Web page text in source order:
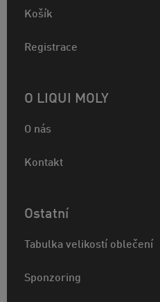
Košík
Registrace
O LIQUI MOLY
O nás
Kontakt
Ostatní
Tabulka velikostí oblečení
Sponzoring